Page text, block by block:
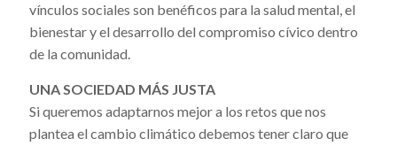
vínculos sociales son benéficos para la salud mental, el
bienestar y el desarrollo del compromiso cívico dentro
de la comunidad.
UNA SOCIEDAD MÁS JUSTA
Si queremos adaptarnos mejor a los retos que nos
plantea el cambio climático debemos tener claro que